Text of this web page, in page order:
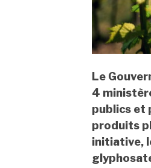
Le
4
publics et
produits
initiative,